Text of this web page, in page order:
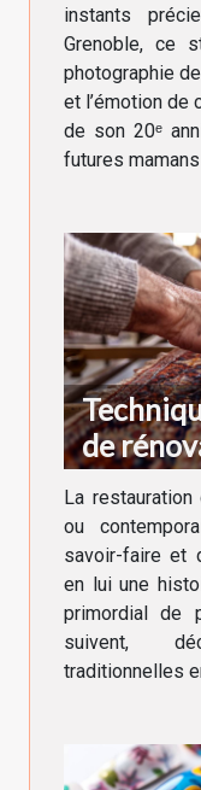
instants
Grenoble, ce
photographie
et l’émotion de
de son 20ᵉ
futures mamans
de
anciens
La
ou
savoir-faire et
en lui une
primordial de
suivent,
traditionnelles